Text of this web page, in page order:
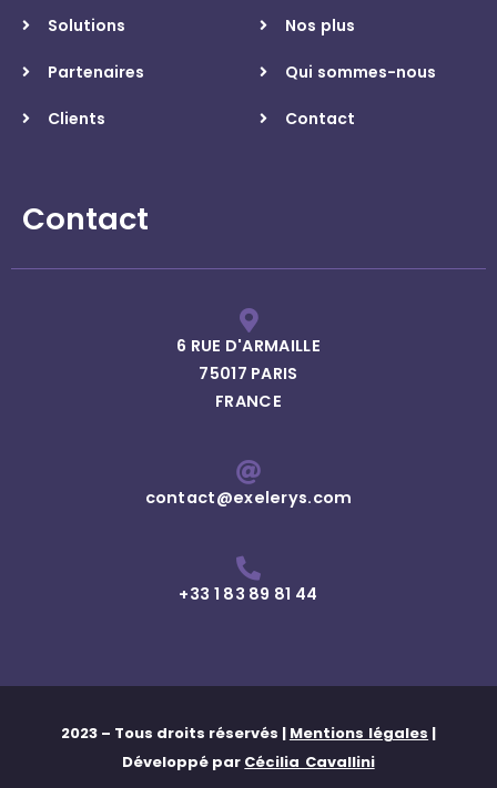
Solutions
Partenaires
Clients
Nos plus
Qui sommes-nous
Contact
Contact
6 RUE D'ARMAILLE
75017 PARIS
FRANCE
contact@exelerys.com
+33 1 83 89 81 44
2023 – Tous droits réservés | Mentions légales |
Développé par Cécilia Cavallini